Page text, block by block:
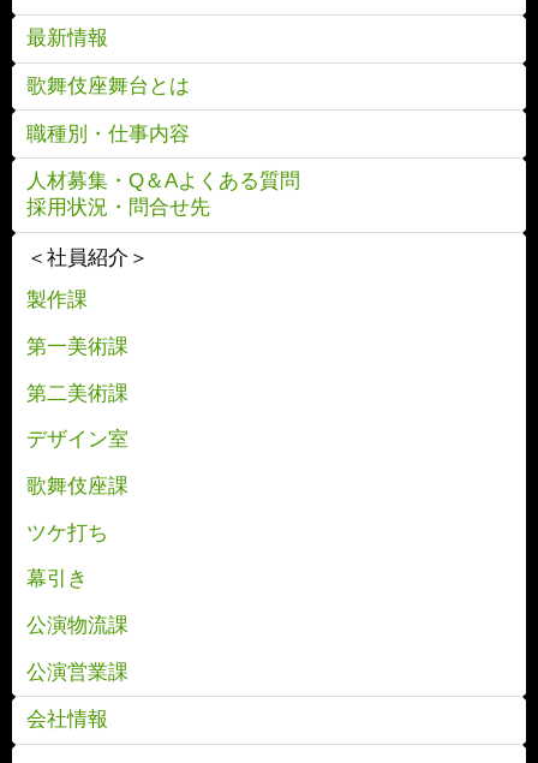
最新情報
歌舞伎座舞台とは
職種別・仕事内容
人材募集・Q＆Aよくある質問
採用状況・問合せ先
＜社員紹介＞
製作課
第一美術課
第二美術課
デザイン室
歌舞伎座課
ツケ打ち
幕引き
公演物流課
公演営業課
会社情報